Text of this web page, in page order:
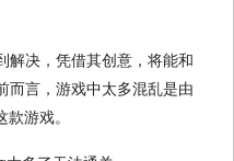
解决，凭借其创意，将能和
而言，游戏中太多混乱是由
游戏。